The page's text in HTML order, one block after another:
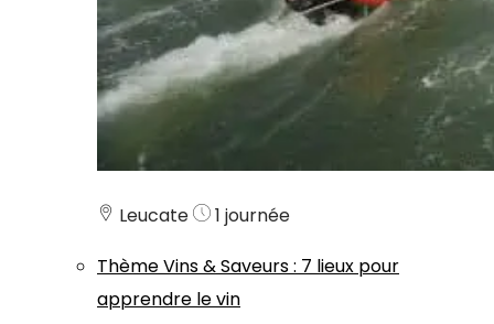
Leucate
1 journée
ThèmeVins & Saveurs: 7 lieux pour
apprendre le vin